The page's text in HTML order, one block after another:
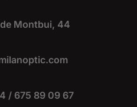
Montbui, 44
/ 675 89 09 67